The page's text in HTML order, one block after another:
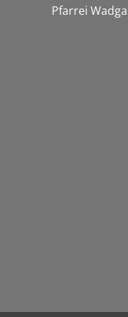
Pfarrei